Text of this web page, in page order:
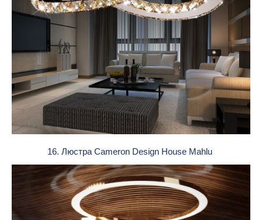
16. Люстра Cameron Design House Mahlu